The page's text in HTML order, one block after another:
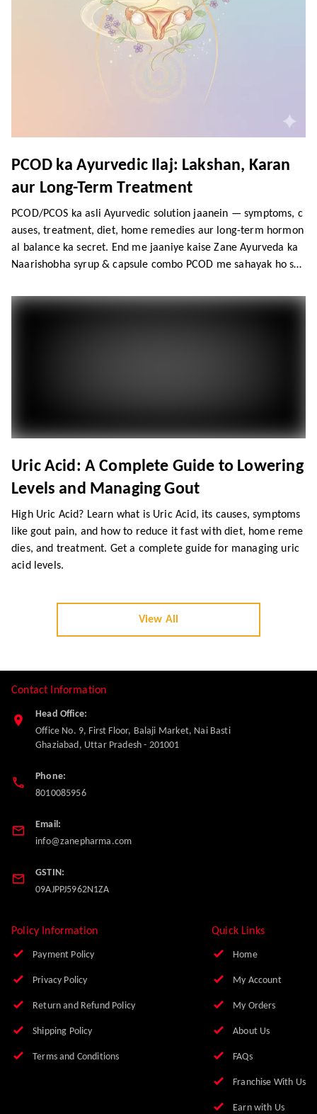
PCOD ka Ayurvedic Ilaj: Lakshan, Karan
aur Long-Term Treatment
PCOD/PCOS ka asli Ayurvedic solution jaanein — symptoms, c
auses, treatment, diet, home remedies aur long-term hormon
al balance ka secret. End me jaaniye kaise Zane Ayurveda ka
Naarishobha syrup & capsule combo PCOD me sahayak ho sak
Uric Acid: A Complete Guide to Lowering
Levels and Managing Gout
like gout pain, and how to reduce it fast with diet, home reme
acid levels.
Contact Information
Office No. 9, First Floor, Balaji Market, Nai Basti
Phone:
Email:
GSTIN:
Quick Links
Home